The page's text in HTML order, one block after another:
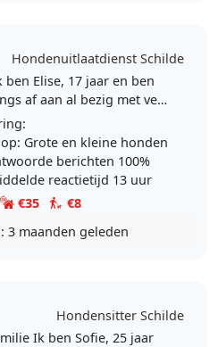
Hondenuitlaatdienst Schilde
ben Elise, 17 jaar en ben
af aan al bezig met veel
Op school studeer
en ik heb
Grote en kleine honden
berichten 100%
reactietijd 13 uur
€35
€8
3 maanden geleden
Hondensitter Schilde
25 jaar